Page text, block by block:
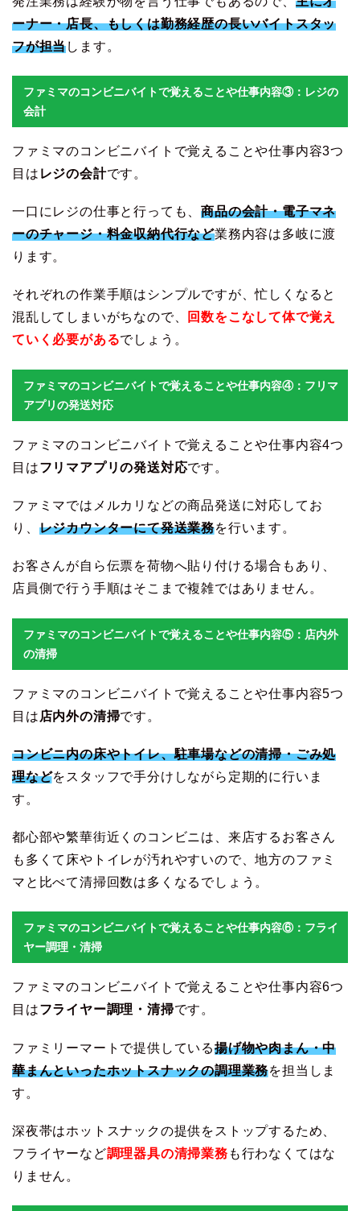
ーナー・店長、もしくは勤務経歴の長いバイトスタッ
フが担当します。
ファミマのコンビニバイトで覚えることや仕事内容③：レジの
会計
ファミマのコンビニバイトで覚えることや仕事内容3つ
目は レジの会計です。
一口にレジの仕事と行っても、商品の会計・電子マネ
ーのチャージ・料金収納代行など業務内容は多岐に渡
ります。
それぞれの作業手順はシンプルですが、忙しくなると
混乱してしまいがちなので、
回数をこなして体で覚え
ていく必要があるでしょう。
ファミマのコンビニバイトで覚えることや仕事内容④：フリマ
アプリの発送対応
ファミマのコンビニバイトで覚えることや仕事内容4つ
目はフリマアプリの発送対応です。
ファミマではメルカリなどの商品発送に対応してお
り、 レジカウンターにて発送業務を行います。
お客さんが自ら伝票を荷物へ貼り付ける場合もあり、
店員側で行う手順はそこまで複雑ではありません。
ファミマのコンビニバイトで覚えることや仕事内容⑤：店内外
の清掃
ファミマのコンビニバイトで覚えることや仕事内容5つ
目は 店内外の清掃です。
コンビニ内の床やトイレ、駐車場などの清掃・ごみ処
理などをスタッフで手分けしながら定期的に行いま
す。
都心部や繁華街近くのコンビニは、来店するお客さん
も多くて床やトイレが汚れやすいので、地方のファミ
マと比べて清掃回数は多くなるでしょう。
ファミマのコンビニバイトで覚えることや仕事内容⑥：フライ
ヤー調理・清掃
ファミマのコンビニバイトで覚えることや仕事内容6つ
目はフライヤー調理・清掃です。
ファミリーマートで提供している揚げ物や肉まん・中
華まんといったホットスナックの調理業務を担当しま
す。
深夜帯はホットスナックの提供をストップするため、
フライヤーなど調理器具の清掃業務 も行わなくてはな
りません。